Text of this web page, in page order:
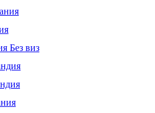
Без виз